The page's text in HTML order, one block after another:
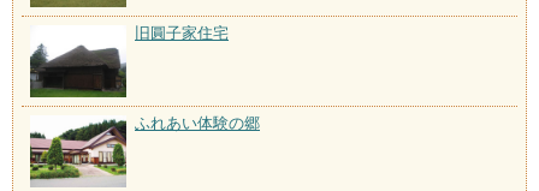
旧圓子家住宅
ふれあい体験の郷